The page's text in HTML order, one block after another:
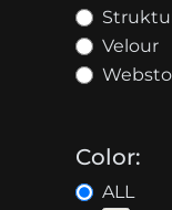
Velour
Color:
ALL